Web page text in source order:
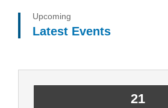
Upcoming
Latest Events
21